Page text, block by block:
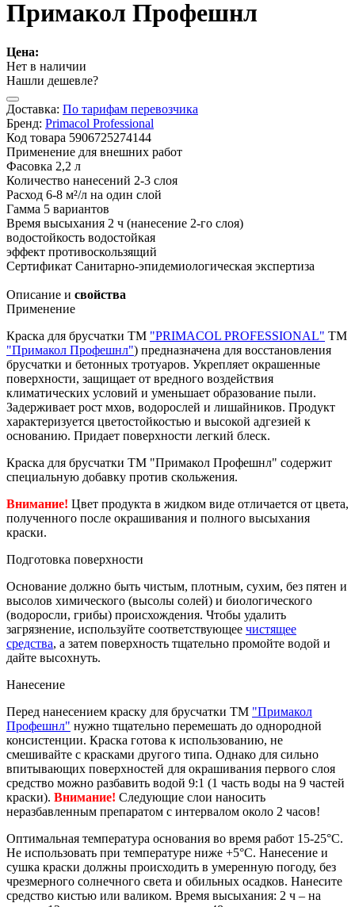
Примакол Профешнл
Цена:
Нет в наличии
Нашли дешевле?
Доставка: По тарифам перевозчика
Бренд: Primacol Professional
Код товара 5906725274144
Применение для внешних работ
Фасовка 2,2 л
Количество нанесений 2-3 слоя
Расход 6-8 м²/л на один слой
Гамма 5 вариантов
Время высыхания 2 ч (нанесение 2-го слоя)
водостойкость водостойкая
эффект противоскользящий
Сертификат Санитарно-эпидемиологическая экспертиза
Описание и свойства
Применение
Краска для брусчатки ТМ "PRIMACOL PROFESSIONAL" ТМ
"Примакол Профешнл") предназначена для восстановления
брусчатки и бетонных тротуаров. Укрепляет окрашенные
поверхности, защищает от вредного воздействия
климатических условий и уменьшает образование пыли.
Задерживает рост мхов, водорослей и лишайников. Продукт
характеризуется цветостойкостью и высокой адгезией к
основанию. Придает поверхности легкий блеск.
Краска для брусчатки ТМ "Примакол Профешнл" содержит
специальную добавку против скольжения.
Внимание! Цвет продукта в жидком виде отличается от цвета,
полученного после окрашивания и полного высыхания
краски.
Подготовка поверхности
Основание должно быть чистым, плотным, сухим, без пятен и
высолов химического (высолы солей) и биологического
(водоросли, грибы) происхождения. Чтобы удалить
загрязнение, используйте соответствующее чистящее
средства, а затем поверхность тщательно промойте водой и
дайте высохнуть.
Нанесение
Перед нанесением краску для брусчатки ТМ "Примакол
Профешнл" нужно тщательно перемешать до однородной
консистенции. Краска готова к использованию, не
смешивайте с красками другого типа. Однако для сильно
впитывающих поверхностей для окрашивания первого слоя
средство можно разбавить водой 9:1 (1 часть воды на 9 частей
краски). Внимание! Следующие слои наносить
неразбавленным препаратом с интервалом около 2 часов!
Оптимальная температура основания во время работ 15-25°С.
Не использовать при температуре ниже +5°C. Нанесение и
сушка краски должны происходить в умеренную погоду, без
чрезмерного солнечного света и обильных осадков. Нанесите
средство кистью или валиком. Время высыхания: 2 ч – на